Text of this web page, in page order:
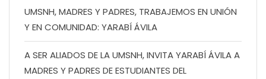
UMSNH, MADRES Y PADRES, TRABAJEMOS EN UNIÓN
Y EN COMUNIDAD: YARABÍ ÁVILA
A SER ALIADOS DE LA UMSNH, INVITA YARABÍ ÁVILA A
MADRES Y PADRES DE ESTUDIANTES DEL